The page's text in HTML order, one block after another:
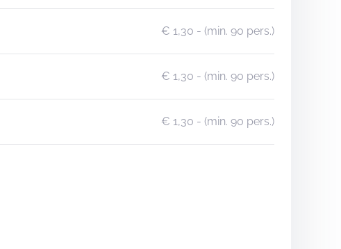
€ 1,30 - (min. 90 pers.)
€ 1,30 - (min. 90 pers.)
€ 1,30 - (min. 90 pers.)